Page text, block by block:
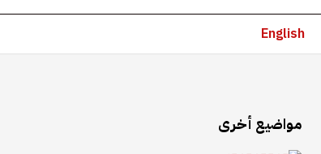
English
مواضيع أخرى